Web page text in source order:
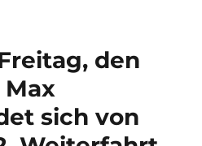
den
Max
sich von